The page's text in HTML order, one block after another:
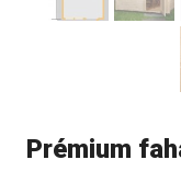
Prémium